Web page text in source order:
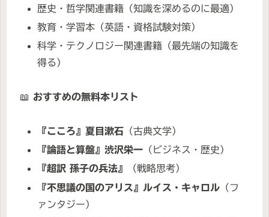
歴史・哲学関連書籍（知識を深めるのに最適）
教育・学習本（英語・資格試験対策）
科学・テクノロジー関連書籍（最先端の知識を
得る）
📖 おすすめの無料本リスト
『こころ』夏目漱石 （古典文学）
『論語と算盤』渋沢栄一 （ビジネス・歴史）
『超訳 孫子の兵法』
（戦略思考）
『不思議の国のアリス』ルイス・キャロル （フ
ァンタジー）